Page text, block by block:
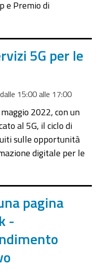
e Premio di
5G per le
dalle 15:00alle 17:00
2022, con un
al 5G, il ciclo di
sulle opportunità
digitale per le
pagina
-